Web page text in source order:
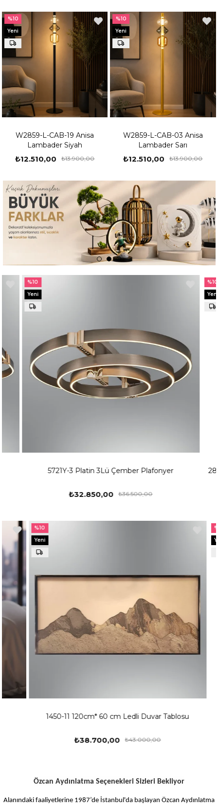
W2859-L-CAB-03 Anisa
Lambader Sarı
₺12.510,00 ₺13.900,00
%10
Yeni
Ürün
1900-12 Çiçekli Lambader
L160*W160*H720
₺3.400,00 ₺6.800,00
%50
Yeni
Ürün
5721Y-3 Platin 3Lü Çember Plafonyer
₺32.850,00 ₺36.500,00
%10
Yeni
Ürün
%10
Yeni
Ürün
1450-11 120cm* 60 cm Ledli Duvar Tablosu
₺38.700,00 ₺43.000,00
%10
Yeni
Ürün
%10
Yeni
Özcan Aydınlatma Seçenekleri Sizleri Bekliyor
Alanındaki faaliyetlerine 1987’de İstanbul'da başlayan Özcan Aydınlatma